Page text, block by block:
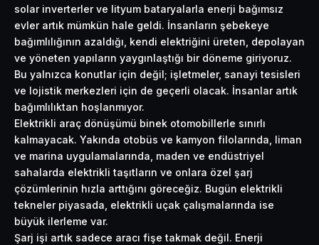
solar inverterler ve lityum bataryalarla enerji bağımsız
evler artık mümkün hale geldi. İnsanların şebekeye
bağımlılığının azaldığı, kendi elektriğini üreten, depolayan
ve yöneten yapıların yaygınlaştığı bir döneme giriyoruz.
Bu yalnızca konutlar için değil; işletmeler, sanayi tesisleri
ve lojistik merkezleri için de geçerli olacak. İnsanlar artık
bağımlılıktan hoşlanmıyor.
Elektrikli araç dönüşümü binek otomobillerle sınırlı
kalmayacak. Yakında otobüs ve kamyon filolarında, liman
ve marina uygulamalarında, maden ve endüstriyel
sahalarda elektrikli taşıtların ve onlara özel şarj
çözümlerinin hızla arttığını göreceğiz. Bugün elektrikli
tekneler piyasada, elektrikli uçak çalışmalarında ise
büyük ilerleme var.
Şarj işi artık sadece aracı fişe takmak değil. Enerji